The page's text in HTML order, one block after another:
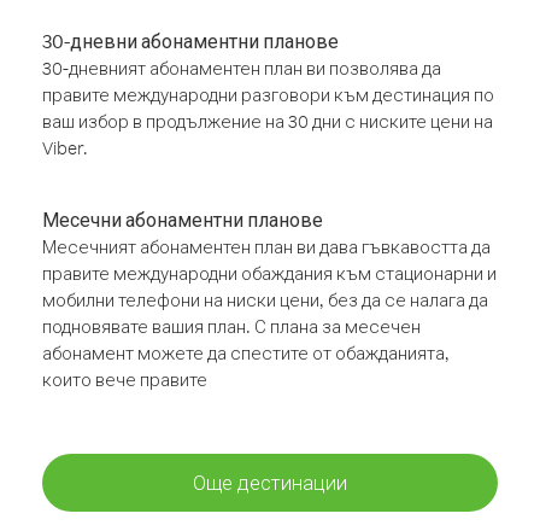
30-дневни абонаментни планове
30-дневният абонаментен план ви позволява да
правите международни разговори към дестинация по
ваш избор в продължение на 30 дни с ниските цени на
Viber.
Месечни абонаментни планове
Месечният абонаментен план ви дава гъвкавостта да
правите международни обаждания към стационарни и
мобилни телефони на ниски цени, без да се налага да
подновявате вашия план. С плана за месечен
абонамент можете да спестите от обажданията,
които вече правите
Още дестинации